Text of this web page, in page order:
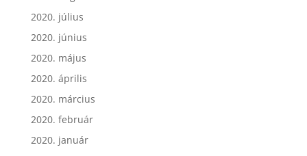
2020. július
2020. június
2020. május
2020. április
2020. március
2020. február
2020. január